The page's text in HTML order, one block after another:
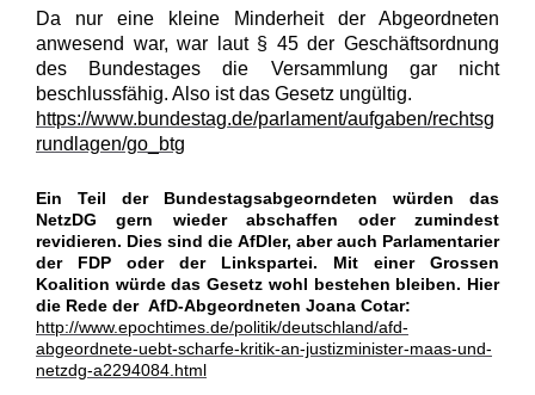
Da nur eine kleine Minderheit der Abgeordneten
anwesend war, war laut § 45 der Geschäftsordnung
des Bundestages die Versammlung gar nicht
beschlussfähig. Also ist das Gesetz ungültig.
https://www.bundestag.de/parlament/aufgaben/rechtsg
rundlagen/go_btg
Ein Teil der Bundestagsabgeorndeten würden das
NetzDG gern wieder abschaffen oder zumindest
revidieren. Dies sind die AfDler, aber auch Parlamentarier
der FDP oder der Linkspartei. Mit einer Grossen
Koalition würde das Gesetz wohl bestehen bleiben. Hier
die Rede der AfD-Abgeordneten Joana Cotar:
http://www.epochtimes.de/politik/deutschland/afd-
abgeordnete-uebt-scharfe-kritik-an-justizminister-maas-und-
netzdg-a2294084.html